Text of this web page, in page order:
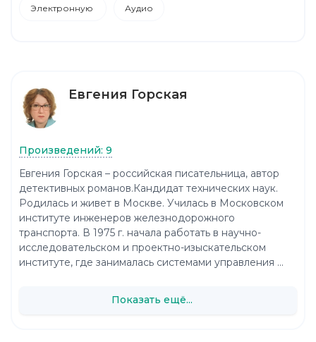
Электронную Аудио
Евгения Горская
Произведений: 9
Евгения Горская – российская писательница, автор
детективных романов.Кандидат технических наук.
Родилась и живет в Москве. Училась в Московском
институте инженеров железнодорожного
транспорта. В 1975 г. начала работать в научно-
исследовательском и проектно-изыскательском
институте, где занималась системами управления ...
Показать ещё...